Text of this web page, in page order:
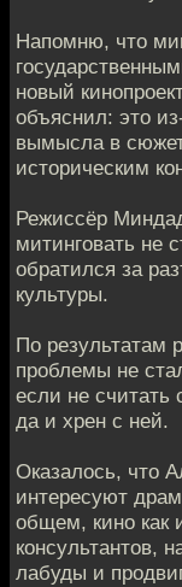
Напомню, что
новый
объяснил: это
вымысла в
историческим
Режиссёр
митинговать не
обратился за
культуры.
По результатам
проблемы не
если не считать
да и хрен с ней.
Оказалось, что
интересуют
общем, кино как
консультантов,
лабуды и